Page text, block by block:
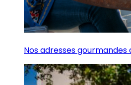
Nos adresses